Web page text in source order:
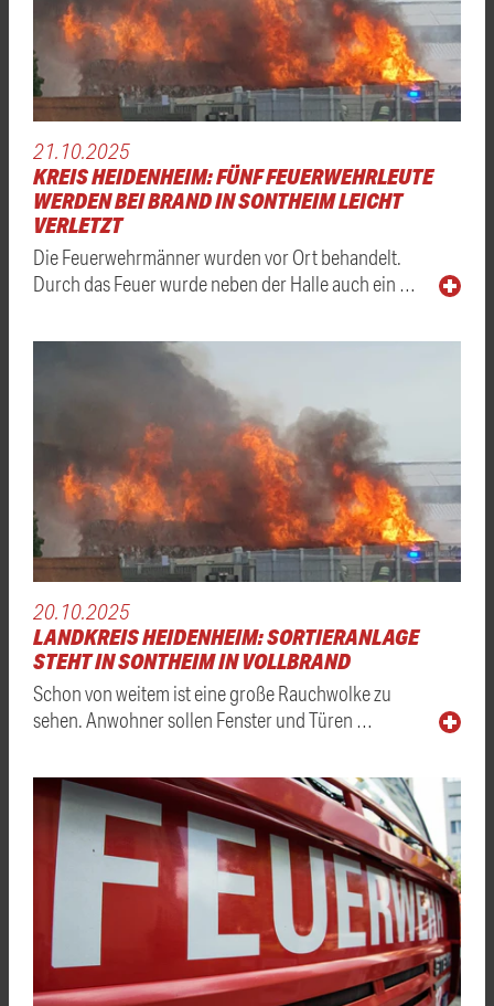
21.10.2025
KREIS HEIDENHEIM: FÜNF FEUERWEHRLEUTE
WERDEN BEI BRAND IN SONTHEIM LEICHT
VERLETZT
Die Feuerwehrmänner wurden vor Ort behandelt.
Durch das Feuer wurde neben der Halle auch ein …
20.10.2025
LANDKREIS HEIDENHEIM: SORTIERANLAGE
STEHT IN SONTHEIM IN VOLLBRAND
Schon von weitem ist eine große Rauchwolke zu
sehen. Anwohner sollen Fenster und Türen …